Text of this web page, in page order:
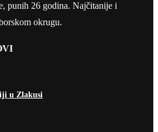
punih 26 godina. Najčitanije i
okrugu.
u Zlakusi